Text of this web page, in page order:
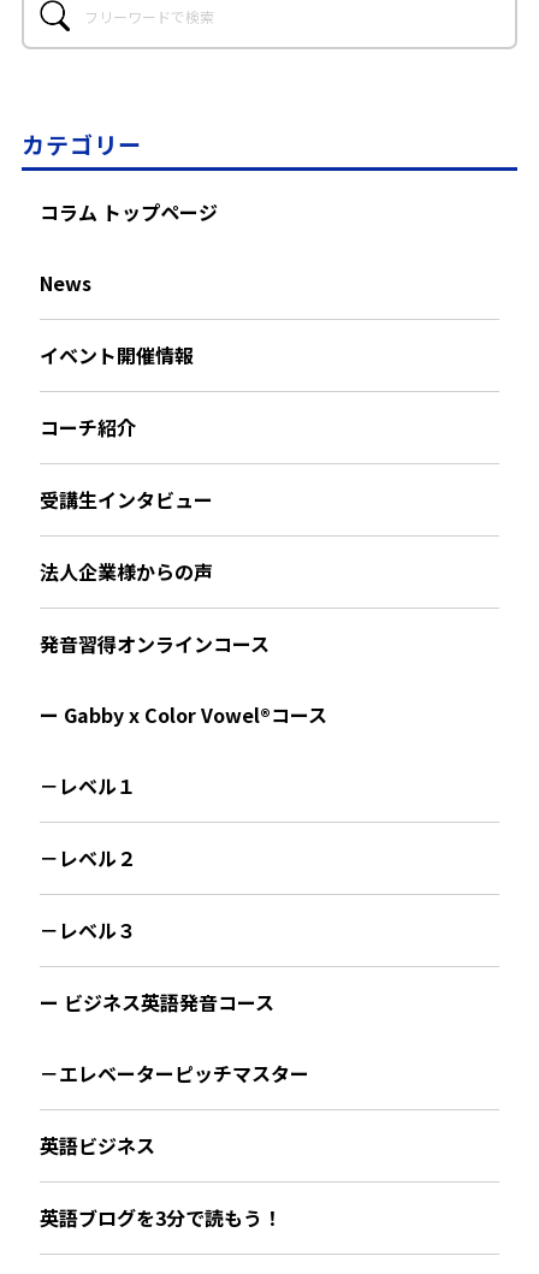
カテゴリー
コラム トップページ
News
イベント開催情報
コーチ紹介
受講生インタビュー
法人企業様からの声
発音習得オンラインコース
ー Gabby x Color Vowel®︎コース
－レベル１
－レベル２
－レベル３
ー ビジネス英語発音コース
－エレベーターピッチマスター
英語ビジネス
英語ブログを3分で読もう！